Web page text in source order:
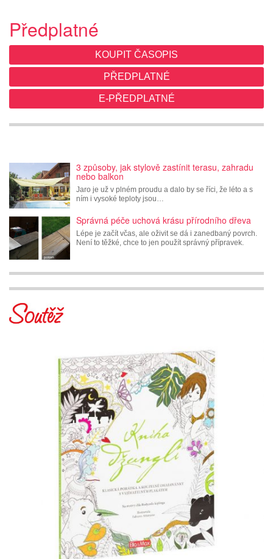
Předplatné
KOUPIT ČASOPIS
PŘEDPLATNÉ
E-PŘEDPLATNÉ
3 způsoby, jak stylově zastínit terasu, zahradu
nebo balkon
Jaro je už v plném proudu a dalo by se říci, že léto a s
ním i vysoké teploty jsou…
Správná péče uchová krásu přírodního dřeva
Lépe je začít včas, ale oživit se dá i zanedbaný povrch.
Není to těžké, chce to jen použít správný přípravek.